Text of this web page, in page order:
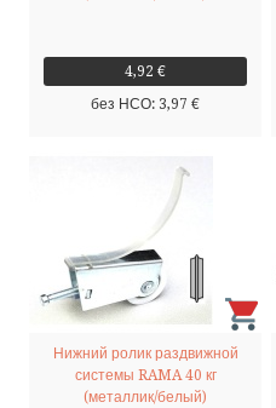
4,92 €
без НСО: 3,97 €
Нижний ролик раздвижной
системы RAMA 40 кг
(металлик/белый)